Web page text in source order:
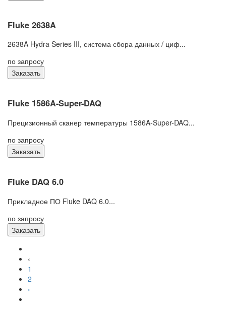
Fluke 2638A
2638A Hydra Series III, система сбора данных / циф...
по запросу
Заказать
Fluke 1586A-Super-DAQ
Прецизионный сканер температуры 1586A-Super-DAQ...
по запросу
Заказать
Fluke DAQ 6.0
Прикладное ПО Fluke DAQ 6.0...
по запросу
Заказать
‹
1
2
›